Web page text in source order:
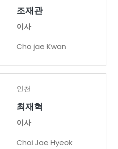
조재관
이사
Cho jae Kwan
인천
최재혁
이사
Choi Jae Hyeok